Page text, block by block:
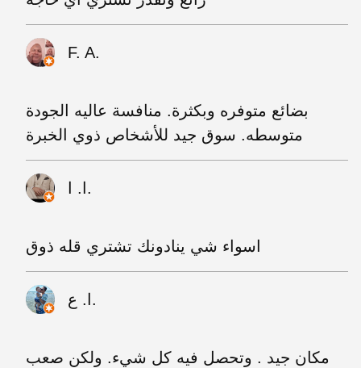
F. A.
بضائع متوفره وبكثرة. منافسة عاليه الجودة
متوسطه. سوق جيد للأشخاص ذوي الخبرة
ا. ا.
اسواء شي ينادونك تشتري قله ذوق
ا. ع.
مكان جيد . وتحصل فيه كل شيء. ولكن صعب